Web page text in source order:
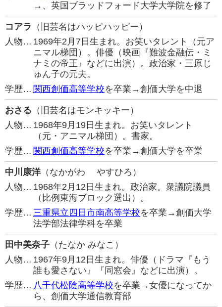
→、英国ブラッドフォード大学大学院を修了
コアラ （旧芸名はハッピハッピー）
人物… 1969年2月7日生まれ。お笑いタレント（元ア
ニマル梯団）。俳優（映画『難波金融伝・ミ
ナミの帝王』などに出演）。政治家・三原じ
ゅん子の元夫。
学歴… 関西創価高等学校を卒業→創価大学を中退
おさる （旧芸名はモンキッキー）
人物… 1968年9月19日生まれ。お笑いタレント
（元・アニマル梯団）。書家。
学歴… 関西創価高等学校を卒業→創価大学を卒業
中川康洋（なかがわ やすひろ）
人物… 1968年2月12日生まれ。政治家。衆議院議員
（比例東海ブロック選出）。
学歴… 三重県立四日市南高等学校を卒業→創価大学
法学部法律学科を卒業
田中美奈子 （たなか みなこ）
人物… 1967年9月12日生まれ。俳優（ドラマ『もう
誰も愛さない』『同窓会』などに出演）。
学歴… 八千代松陰高等学校を卒業→女優になってか
ら、創価大学通信教育部